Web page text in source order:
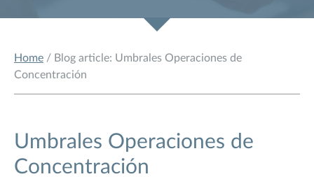
Home / Blog article: Umbrales Operaciones de
Concentración
Umbrales Operaciones de
Concentración